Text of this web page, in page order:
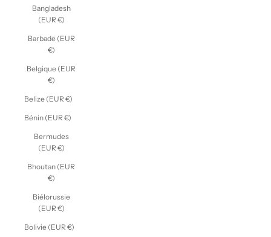
Bangladesh
(EUR €)
Barbade (EUR
€)
Belgique (EUR
€)
Belize (EUR €)
Bénin (EUR €)
Bermudes
(EUR €)
Bhoutan (EUR
€)
Biélorussie
(EUR €)
Bolivie (EUR €)